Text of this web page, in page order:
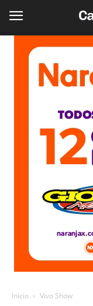
Inicio Vivo Show